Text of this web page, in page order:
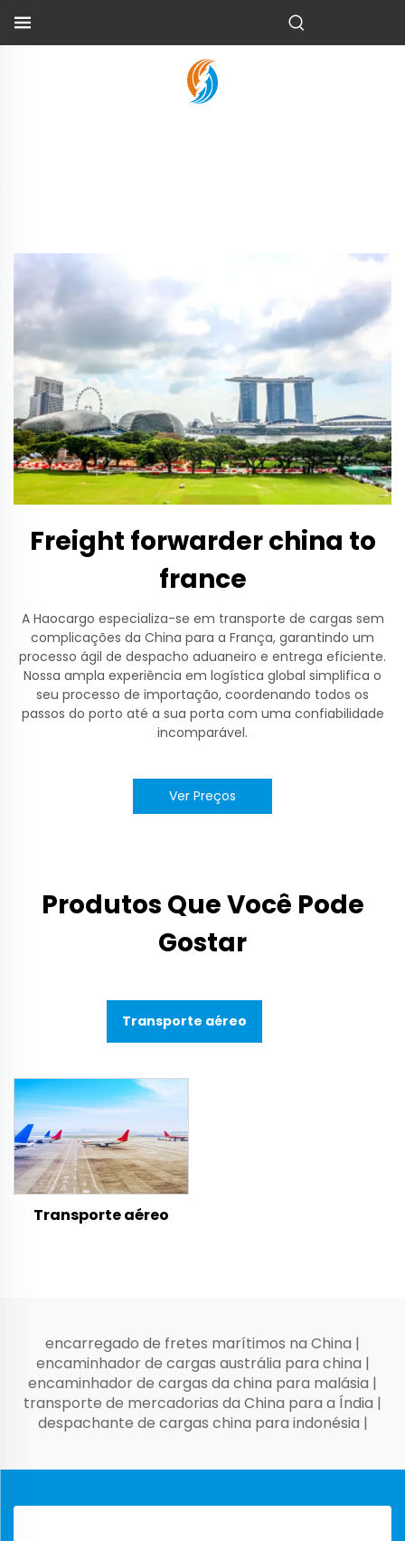
Freight forwarder china to
france
A Haocargo especializa-se em transporte de cargas sem
complicações da China para a França, garantindo um
processo ágil de despacho aduaneiro e entrega eficiente.
Nossa ampla experiência em logística global simplifica o
seu processo de importação, coordenando todos os
passos do porto até a sua porta com uma confiabilidade
incomparável.
Ver Preços
Produtos Que Você Pode
Gostar
Transporte aéreo
Transporte aéreo
encarregado de fretes marítimos na China |
encaminhador de cargas austrália para china |
encaminhador de cargas da china para malásia |
transporte de mercadorias da China para a Índia |
despachante de cargas china para indonésia |